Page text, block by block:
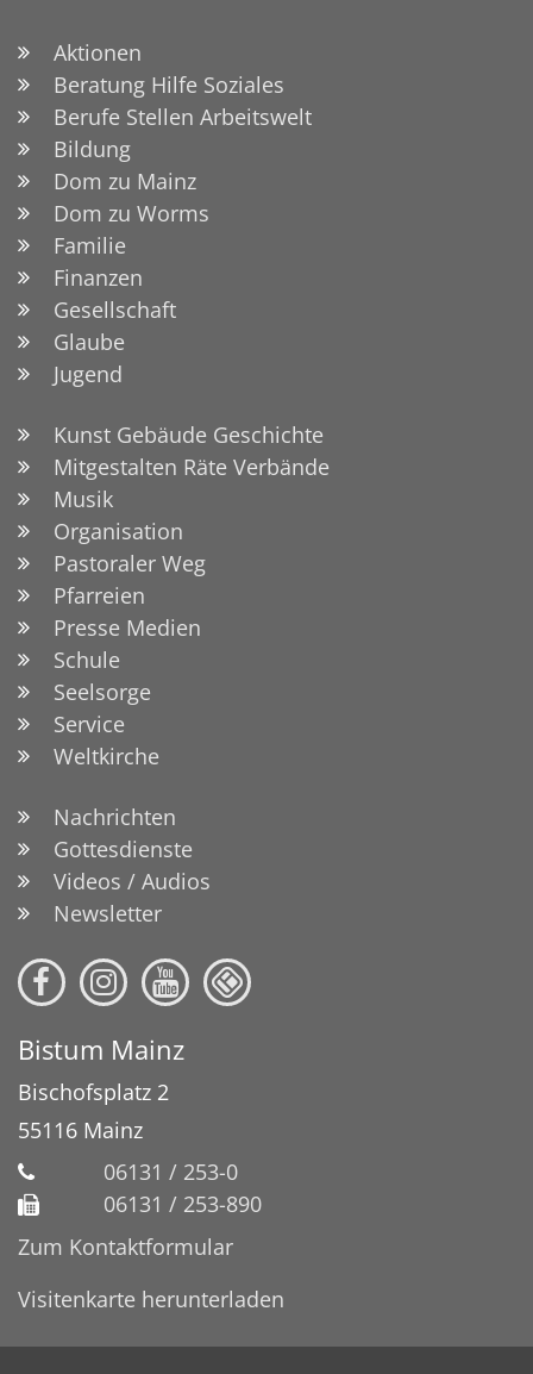
Aktionen
Beratung Hilfe Soziales
Berufe Stellen Arbeitswelt
Bildung
Dom zu Mainz
Dom zu Worms
Familie
Finanzen
Gesellschaft
Glaube
Jugend
Kunst Gebäude Geschichte
Mitgestalten Räte Verbände
Musik
Organisation
Pastoraler Weg
Pfarreien
Presse Medien
Schule
Seelsorge
Service
Weltkirche
Nachrichten
Gottesdienste
Videos / Audios
Newsletter
Bistum Mainz
Bischofsplatz 2
55116 Mainz
06131 / 253-0
06131 / 253-890
Zum Kontaktformular
Visitenkarte herunterladen